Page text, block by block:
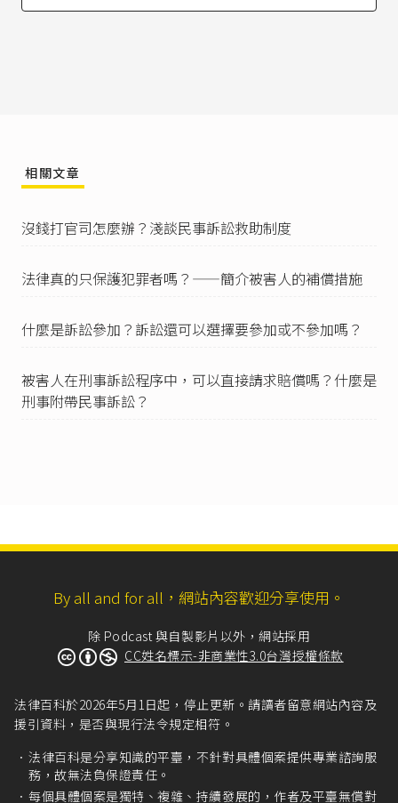
法偵查機關申告犯罪事實，並表示訴追的意思，
法院。
I 犯罪之被害人得提起自訴。但無行為能力或限制
II 前項自訴之提起，應委任律師行之。
亦以得提起自訴論。但不得提起自訴部分係較重
之罪，或其第一審屬於高等法院管轄，或第三百
刑事訴訟法第319條第1項、第2項。
刑事訴訟法第161條第1項：「檢察官就被告犯罪
刑事訴訟法第71條 第1項：「傳喚被告，應用傳
簽名，審判中由審判長或受命法官簽名。」
刑事訴訟法第77條第1項：「拘提被告，應用拘
項之規定，於拘票準用之。」
刑事訴訟法第128條之1：「
I 偵查中檢察官認有搜索之必要者，除第一百三十
一條第二項所定情形外，應以書面記載前條第二
項各款之事項，並敘述理由，聲請該管法院核發
相關文章
沒錢打官司怎麼辦？淺談民事訴訟救助制度
法律真的只保護犯罪者嗎？——簡介被害人的補償措施
什麼是訴訟參加？訴訟還可以選擇要參加或不參加嗎？
被害人在刑事訴訟程序中，可以直接請求賠償嗎？什麼是
刑事附帶民事訴訟？
By all and for all，網站內容歡迎分享使用。
除 Podcast 與自製影片以外，網站採用
CC姓名標示-非商業性3.0台灣授權條款
法律百科於2026年5月1日起，停止更新。請讀者留意網站內容及
援引資料，是否與現行法令規定相符。
法律百科是分享知識的平臺，不針對具體個案提供專業諮詢服
務，故無法負保證責任。
每個具體個案是獨特、複雜、持續發展的，作者及平臺無償對